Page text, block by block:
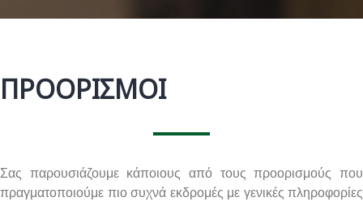
ΠΡΟΟΡΙΣΜΟΊ
Σας παρουσιάζουμε κάποιους από τους προορισμούς που
πραγματοποιούμε πιο συχνά εκδρομές με γενικές πληροφορίες